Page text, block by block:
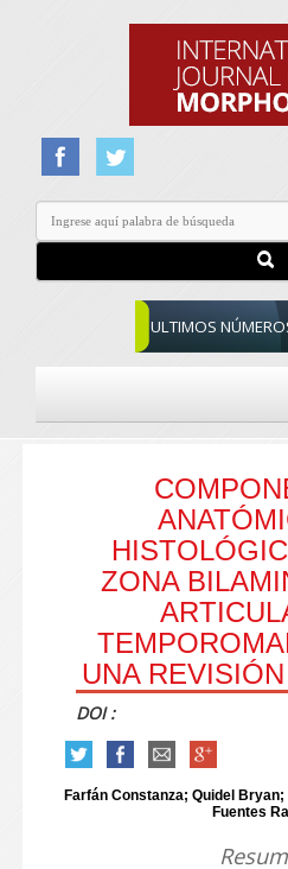
ULTIMOS
ZONA
UNA
DOI :
Farfán Constanza; Quidel
Fuentes